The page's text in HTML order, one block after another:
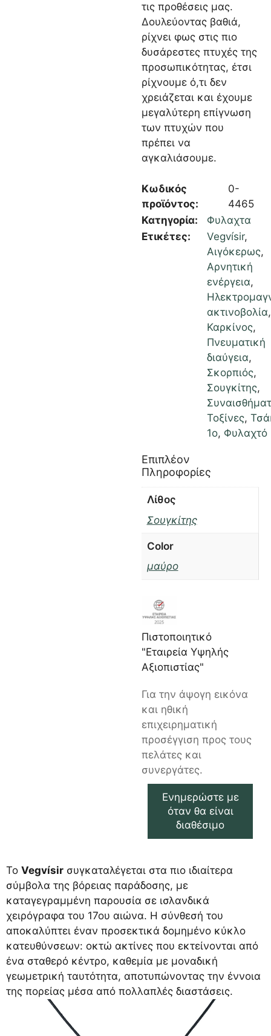
τις προθέσεις μας.
Δουλεύοντας βαθιά,
ρίχνει φως στις πιο
δυσάρεστες πτυχές της
προσωπικότητας, έτσι
ρίχνουμε ό,τι δεν
χρειάζεται και έχουμε
μεγαλύτερη επίγνωση
των πτυχών που
πρέπει να
αγκαλιάσουμε.
Κωδικός
προϊόντος:
0-
4465
Κατηγορία:
Φυλαχτα
Ετικέτες:
Vegvísir,
Αιγόκερως,
Αρνητική
ενέργεια,
ακτινοβολία,
Καρκίνος,
Πνευματική
διαύγεια,
Σκορπιός,
Σουγκίτης,
Τοξίνες,
1ο, Φυλαχτό
Επιπλέον
Πληροφορίες
Λίθος
Σουγκίτης
Color
μαύρο
Πιστοποιητικό
"Εταιρεία Υψηλής
Αξιοπιστίας"
Για την άψογη εικόνα
και ηθική
επιχειρηματική
προσέγγιση προς τους
πελάτες και
συνεργάτες.
Ενημερώστε με
όταν θα είναι
διαθέσιμο
Το Vegvísir συγκαταλέγεται στα πιο ιδιαίτερα
σύμβολα της βόρειας παράδοσης, με
καταγεγραμμένη παρουσία σε ισλανδικά
χειρόγραφα του 17ου αιώνα. Η σύνθεσή του
αποκαλύπτει έναν προσεκτικά δομημένο κύκλο
κατευθύνσεων: οκτώ ακτίνες που εκτείνονται από
ένα σταθερό κέντρο, καθεμία με μοναδική
γεωμετρική ταυτότητα, αποτυπώνοντας την έννοια
της πορείας μέσα από πολλαπλές διαστάσεις.